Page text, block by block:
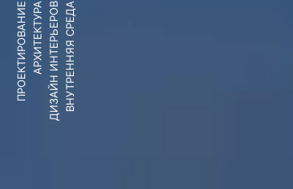
ПРОЕКТИРОВАНИЕАРХИТЕКТУРАДИЗАЙН ИНТЕРЬЕРОВВНУТРЕННЯЯ СРЕДА